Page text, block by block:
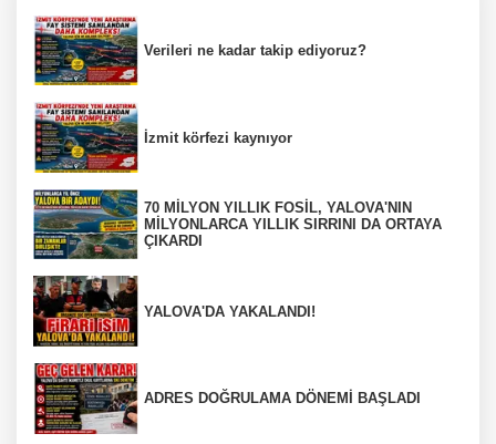
Verileri ne kadar takip ediyoruz?
İzmit körfezi kaynıyor
70 MİLYON YILLIK FOSİL, YALOVA'NIN
MİLYONLARCA YILLIK SIRRINI DA ORTAYA
ÇIKARDI
YALOVA'DA YAKALANDI!
ADRES DOĞRULAMA DÖNEMİ BAŞLADI